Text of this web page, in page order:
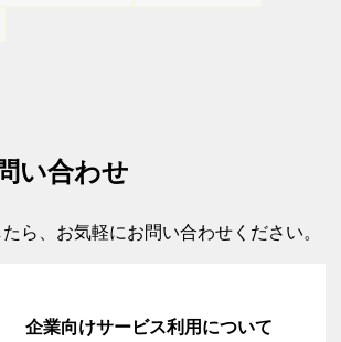
い合わせ
ら、お気軽にお問い合わせください。
企業向けサービス利用について